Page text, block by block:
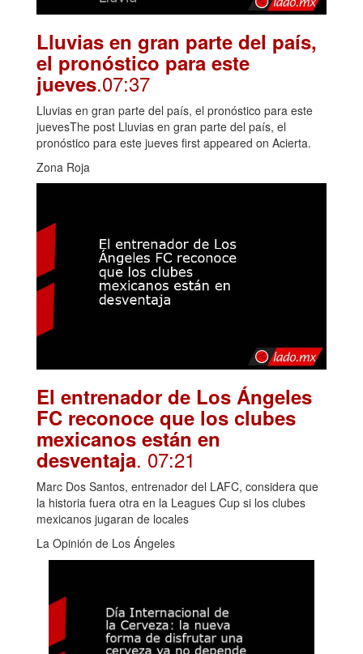
Lluvias en gran parte del país,
el pronóstico para este
jueves.07:37
Lluvias en gran parte del país, el pronóstico para este
juevesThe post Lluvias en gran parte del país, el
pronóstico para este jueves first appeared on Acierta.
Zona Roja
El entrenador de Los Ángeles
FC reconoce que los clubes
mexicanos están en
desventaja. 07:21
Marc Dos Santos, entrenador del LAFC, considera que
la historia fuera otra en la Leagues Cup si los clubes
mexicanos jugaran de locales
La Opinión de Los Ángeles